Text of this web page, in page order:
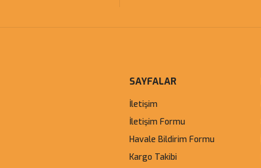
SAYFALAR
İletişim
İletişim Formu
Havale Bildirim Formu
Kargo Takibi